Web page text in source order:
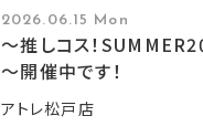
2026.06.15 Mon
～推しコス！
～開催中です！
アトレ松戸店